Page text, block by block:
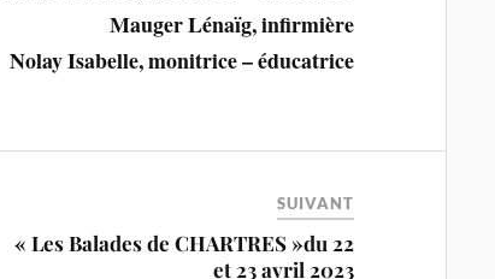
Mauger Lénaïg, infirmière
Nolay Isabelle, monitrice – éducatrice
SUIVANT
« Les Balades de CHARTRES »du 22
et 23 avril 2023